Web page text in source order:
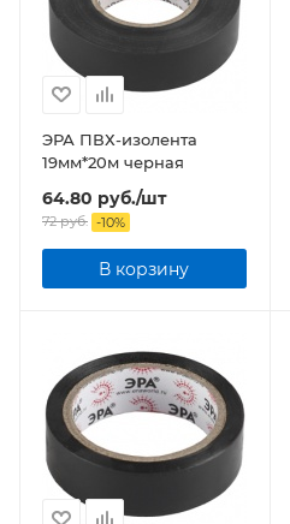
ЭРА ПВХ-изолента
19мм*20м черная
64.80 руб./шт
72руб. -10%
В корзину